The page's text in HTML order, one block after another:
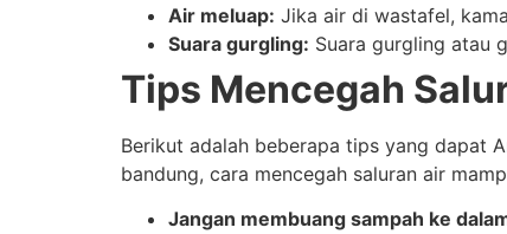
Air meluap: Jika air di wastafel,
Suara gurgling: Suara gurgling atau
Tips Mencegah
Berikut adalah beberapa tips yang dapat
bandung, cara mencegah saluran air
Jangan membuang sampah ke